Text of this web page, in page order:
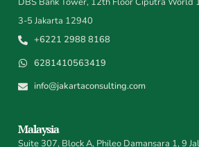
3-5 Jakarta 12940
+6221 2988 8168
6281410563419
info@jakartaconsulting.com
Malaysia
Suite 307, Block A, Phileo Damansara 1, 9